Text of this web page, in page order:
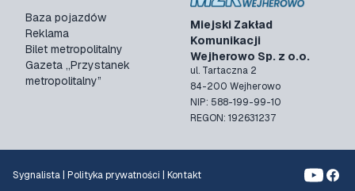
Miejski Zakład
Komunikacji
Wejherowo Sp. z o.o.
ul. Tartaczna 2
84-200 Wejherowo
NIP: 588-199-99-10
REGON: 192631237
Baza pojazdów
Reklama
Bilet metropolitalny
Gazeta „Przystanek
metropolitalny”
Sygnalista Polityka prywatności Kontakt